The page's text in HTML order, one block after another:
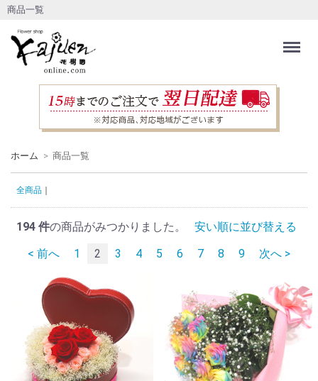
商品一覧
Menu
ホーム 商品一覧
全商品
194 件の商品がみつかりました。 安い順に並び替える
< 前へ
1 2 3 4 5 6 7 8 9 次へ >